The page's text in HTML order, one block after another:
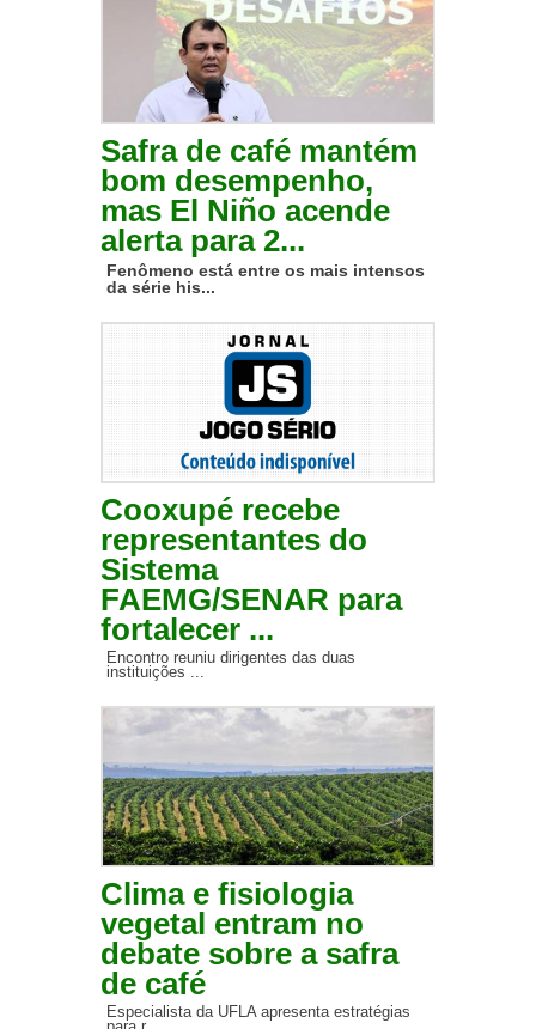
Safra de café mantém
bom desempenho,
mas El Niño acende
alerta para 2...
Fenômeno está entre os mais intensos
da série his...
Cooxupé recebe
representantes do
Sistema
FAEMG/SENAR para
fortalecer ...
Encontro reuniu dirigentes das duas
instituições ...
Clima e fisiologia
vegetal entram no
debate sobre a safra
de café
Especialista da UFLA apresenta estratégias